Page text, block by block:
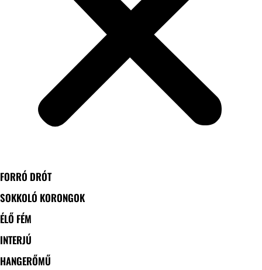
FORRÓ DRÓT
SOKKOLÓ KORONGOK
ÉLŐ FÉM
INTERJÚ
HANGERŐMŰ